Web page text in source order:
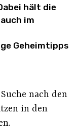
hält die
im
Geheimtipps
nach den
in den